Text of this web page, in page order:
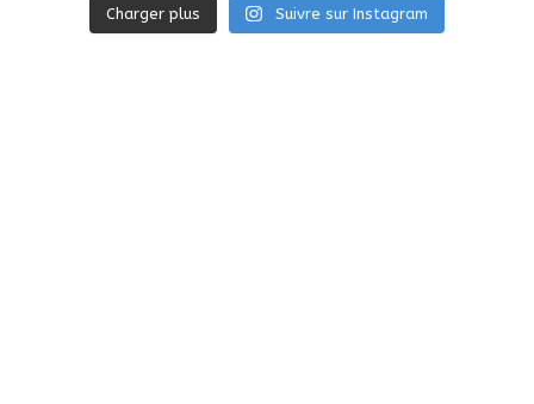
Charger plus Suivre sur Instagram